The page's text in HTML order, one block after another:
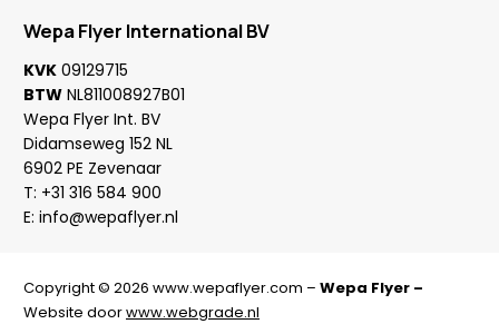
Wepa Flyer International BV
KVK 09129715
BTW NL811008927B01
Wepa Flyer Int. BV
Didamseweg 152 NL
6902 PE Zevenaar
T: +31 316 584 900
E: info@wepaflyer.nl
Copyright © 2026 www.wepaflyer.com – Wepa Flyer –
Website doorwww.webgrade.nl